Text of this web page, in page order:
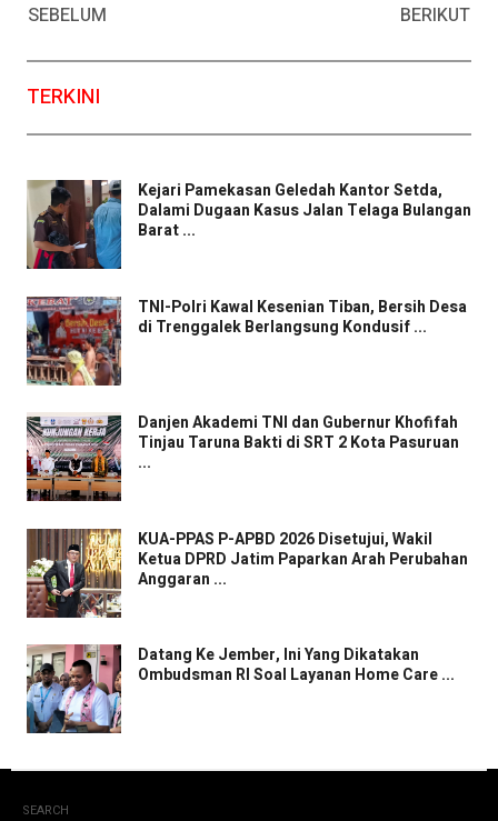
SEBELUM
BERIKUT
TERKINI
Kejari Pamekasan Geledah Kantor Setda,
Dalami Dugaan Kasus Jalan Telaga Bulangan
Barat ...
TNI-Polri Kawal Kesenian Tiban, Bersih Desa
di Trenggalek Berlangsung Kondusif ...
Danjen Akademi TNI dan Gubernur Khofifah
Tinjau Taruna Bakti di SRT 2 Kota Pasuruan
...
KUA-PPAS P-APBD 2026 Disetujui, Wakil
Ketua DPRD Jatim Paparkan Arah Perubahan
Anggaran ...
Datang Ke Jember, Ini Yang Dikatakan
Ombudsman RI Soal Layanan Home Care ...
SEARCH